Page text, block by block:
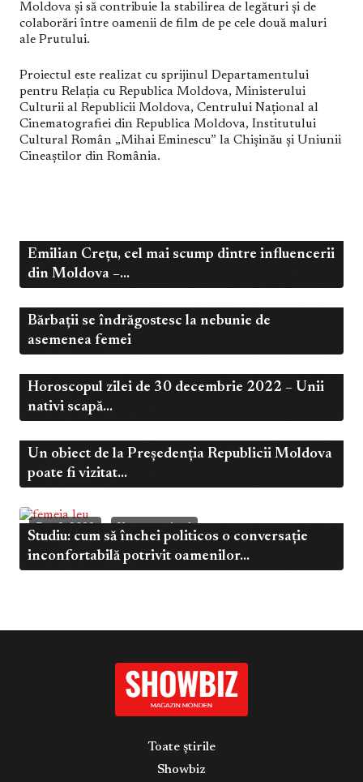
Moldova și să contribuie la stabilirea de legături și de
colaborări între oamenii de film de pe cele două maluri
ale Prutului.
Proiectul este realizat cu sprijinul Departamentului
pentru Relația cu Republica Moldova, Ministerului
Culturii al Republicii Moldova, Centrului Național al
Cinematografiei din Republica Moldova, Institutului
Cultural Român „Mihai Eminescu” la Chișinău și Uniunii
Cineaștilor din România.
Mai 6, 2023 Influenceri , Uncategorized
Emilian Crețu, cel mai scump dintre influencerii
din Moldova –...
Feb 3, 2023 Uncategorized
Bărbații se îndrăgostesc la nebunie de
asemenea femei
Dec 30, 2022 Uncategorized
Horoscopul zilei de 30 decembrie 2022 – Unii
nativi scapă...
Dec 20, 2022 Uncategorized
Un obiect de la Președenția Republicii Moldova
poate fi vizitat...
Studiu: cum să închei politicos o conversație
inconfortabilă potrivit oamenilor...
Toate știrile
Showbiz